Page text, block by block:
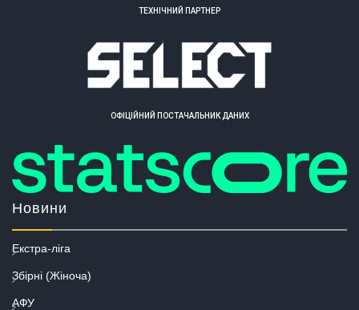
ТЕХНІЧНИЙ ПАРТНЕР
ОФІЦІЙНИЙ ПОСТАЧАЛЬНИК ДАНИХ
Новини
Екстра-ліга
Збірні (Жіноча)
АФУ